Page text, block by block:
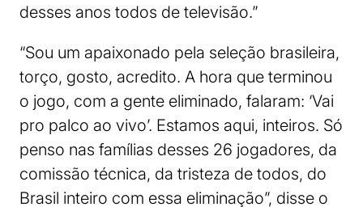
desses anos todos de televisão.”
“Sou um apaixonado pela seleção brasileira,
torço, gosto, acredito. A hora que terminou
o jogo, com a gente eliminado, falaram: ‘Vai
pro palco ao vivo’. Estamos aqui, inteiros. Só
penso nas famílias desses 26 jogadores, da
comissão técnica, da tristeza de todos, do
Brasil inteiro com essa eliminação”, disse o